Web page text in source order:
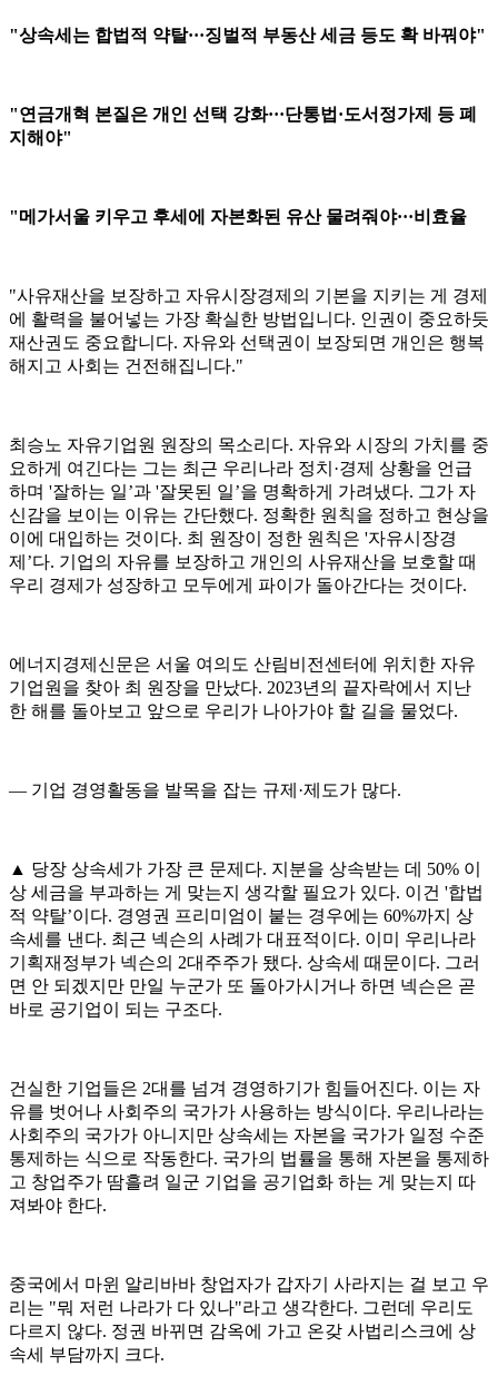
"상속세는 합법적 약탈···징벌적 부동산 세금 등도 확 바꿔야"
"연금개혁 본질은 개인 선택 강화···단통법·도서정가제 등 폐
지해야"
"메가서울 키우고 후세에 자본화된 유산 물려줘야···비효율
"사유재산을 보장하고 자유시장경제의 기본을 지키는 게 경제
에 활력을 불어넣는 가장 확실한 방법입니다. 인권이 중요하듯
재산권도 중요합니다. 자유와 선택권이 보장되면 개인은 행복
해지고 사회는 건전해집니다."
최승노 자유기업원 원장의 목소리다. 자유와 시장의 가치를 중
요하게 여긴다는 그는 최근 우리나라 정치·경제 상황을 언급
하며 '잘하는 일’과 '잘못된 일’을 명확하게 가려냈다. 그가 자
신감을 보이는 이유는 간단했다. 정확한 원칙을 정하고 현상을
이에 대입하는 것이다. 최 원장이 정한 원칙은 '자유시장경
제’다. 기업의 자유를 보장하고 개인의 사유재산을 보호할 때
우리 경제가 성장하고 모두에게 파이가 돌아간다는 것이다.
에너지경제신문은 서울 여의도 산림비전센터에 위치한 자유
기업원을 찾아 최 원장을 만났다. 2023년의 끝자락에서 지난
한 해를 돌아보고 앞으로 우리가 나아가야 할 길을 물었다.
― 기업 경영활동을 발목을 잡는 규제·제도가 많다.
▲ 당장 상속세가 가장 큰 문제다. 지분을 상속받는 데 50% 이
상 세금을 부과하는 게 맞는지 생각할 필요가 있다. 이건 '합법
적 약탈’이다. 경영권 프리미엄이 붙는 경우에는 60%까지 상
속세를 낸다. 최근 넥슨의 사례가 대표적이다. 이미 우리나라
기획재정부가 넥슨의 2대주주가 됐다. 상속세 때문이다. 그러
면 안 되겠지만 만일 누군가 또 돌아가시거나 하면 넥슨은 곧
바로 공기업이 되는 구조다.
건실한 기업들은 2대를 넘겨 경영하기가 힘들어진다. 이는 자
유를 벗어나 사회주의 국가가 사용하는 방식이다. 우리나라는
사회주의 국가가 아니지만 상속세는 자본을 국가가 일정 수준
통제하는 식으로 작동한다. 국가의 법률을 통해 자본을 통제하
고 창업주가 땀흘려 일군 기업을 공기업화 하는 게 맞는지 따
져봐야 한다.
중국에서 마윈 알리바바 창업자가 갑자기 사라지는 걸 보고 우
리는 "뭐 저런 나라가 다 있나"라고 생각한다. 그런데 우리도
다르지 않다. 정권 바뀌면 감옥에 가고 온갖 사법리스크에 상
속세 부담까지 크다.